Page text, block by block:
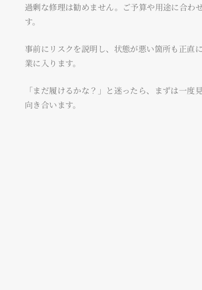
過剰な修理は勧めません。ご予算や用途に合わ
す。
事前にリスクを説明し、状態が悪い箇所も正直
業に入ります。
「まだ履けるかな？」と迷ったら、まずは一度
向き合います。